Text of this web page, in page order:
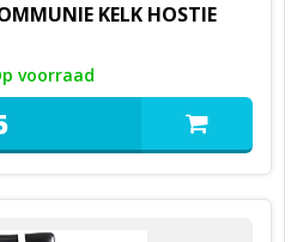
KELK HOSTIE
voorraad